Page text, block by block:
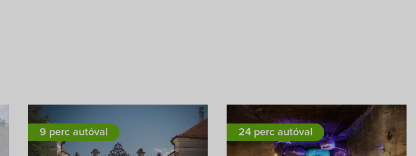
9 perc autóval 24 perc autóval